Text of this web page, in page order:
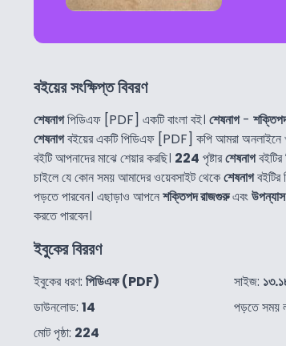
বইয়ের সংক্ষিপ্ত বিবরণ
শেষনাগপিডিএফ [PDF] একটি বাংলা বই। শেষনাগ-
শেষনাগবইয়ের একটি পিডিএফ [PDF] কপি আমরা অনলাইনে
বইটি আপনাদের মাঝে শেয়ার করছি। 224 পৃষ্টারশেষনাগ
চাইলে যে কোন সময় আমাদের ওয়েবসাইট থেকেশেষনাগবইটির
পড়তে পারবেন। এছাড়াও আপনেশক্তিপদ রাজগুরুএবংউপন্যাস
করতে পারবেন।
ইবুকের বিররণ
ইবুকের ধরণ: পিডিএফ (PDF)
ডাউনলোড: 14
মোট পৃষ্ঠা: 224
সাইজ:
পড়তে সময়